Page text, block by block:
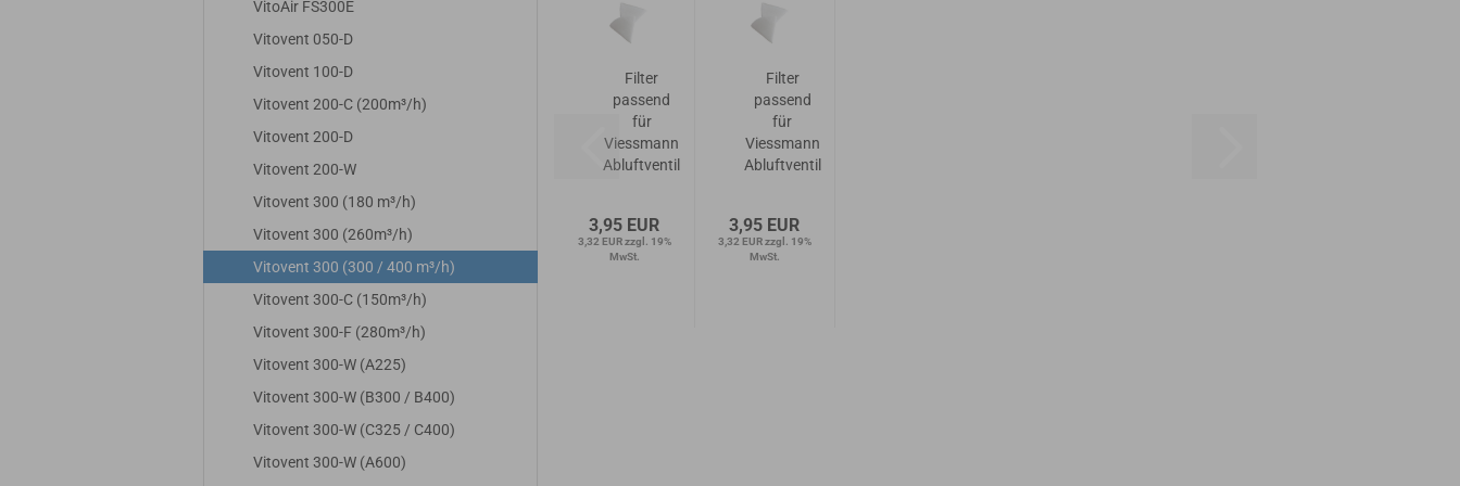
Filter
passend
für
Viessmann
Abluftventil
Kegelfilter
3,95 EUR
3,32 EUR zzgl. 19%
MwSt.
Filter
passend
für
Viessmann
Abluftventil
Kegelfilter
3,95 EUR
3,32 EUR zzgl. 19%
MwSt.
VitoAir FS300E
Vitovent 050-D
Vitovent 100-D
Vitovent 200-C (200m³/h)
Vitovent 200-D
Vitovent 200-W
Vitovent 300 (180 m³/h)
Vitovent 300 (260m³/h)
Vitovent 300 (300 / 400 m³/h)
Vitovent 300-C (150m³/h)
Vitovent 300-F (280m³/h)
Vitovent 300-W (A225)
Vitovent 300-W (B300 / B400)
Vitovent 300-W (C325 / C400)
Vitovent 300-W (A600)